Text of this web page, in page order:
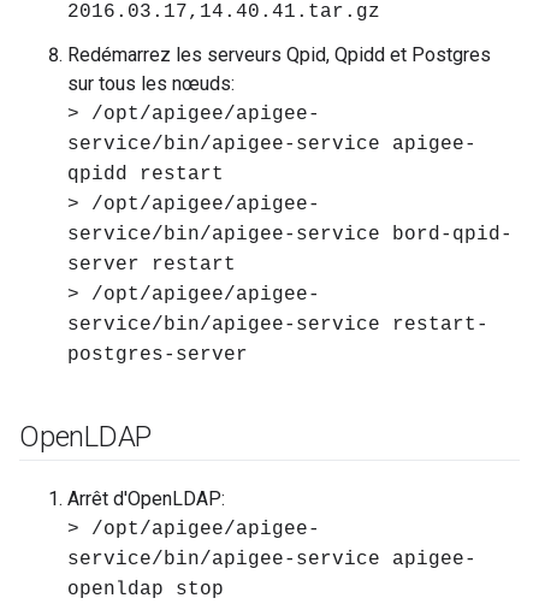
2016.03.17,14.40.41.tar.gz
Redémarrez les serveurs Qpid, Qpidd et Postgres
sur tous les nœuds:
> /opt/apigee/apigee-
service/bin/apigee-service apigee-
qpidd restart
> /opt/apigee/apigee-
service/bin/apigee-service bord-qpid-
server restart
> /opt/apigee/apigee-
service/bin/apigee-service restart-
postgres-server
OpenLDAP
Arrêt d'OpenLDAP:
> /opt/apigee/apigee-
service/bin/apigee-service apigee-
openldap stop